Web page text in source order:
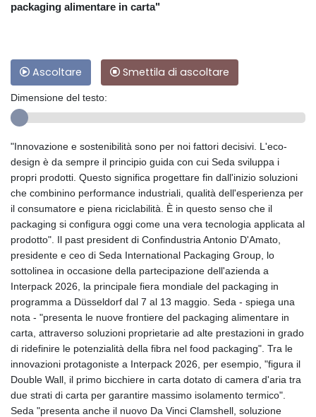
packaging alimentare in carta"
Ascoltare Smettila di ascoltare
Dimensione del testo:
"Innovazione e sostenibilità sono per noi fattori decisivi. L'eco-
design è da sempre il principio guida con cui Seda sviluppa i
propri prodotti. Questo significa progettare fin dall'inizio soluzioni
che combinino performance industriali, qualità dell'esperienza per
il consumatore e piena riciclabilità. È in questo senso che il
packaging si configura oggi come una vera tecnologia applicata al
prodotto". Il past president di Confindustria Antonio D'Amato,
presidente e ceo di Seda International Packaging Group, lo
sottolinea in occasione della partecipazione dell'azienda a
Interpack 2026, la principale fiera mondiale del packaging in
programma a Düsseldorf dal 7 al 13 maggio. Seda - spiega una
nota - "presenta le nuove frontiere del packaging alimentare in
carta, attraverso soluzioni proprietarie ad alte prestazioni in grado
di ridefinire le potenzialità della fibra nel food packaging". Tra le
innovazioni protagoniste a Interpack 2026, per esempio, "figura il
Double Wall, il primo bicchiere in carta dotato di camera d'aria tra
due strati di carta per garantire massimo isolamento termico".
Seda "presenta anche il nuovo Da Vinci Clamshell, soluzione